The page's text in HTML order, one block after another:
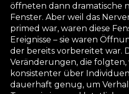
öffneten dann dramatische
Fenster. Aber weil das
primed war, waren diese
Ereignisse – sie waren
der bereits vorbereitet war.
Veränderungen, die
konsistenter über
dauerhaft genug, um